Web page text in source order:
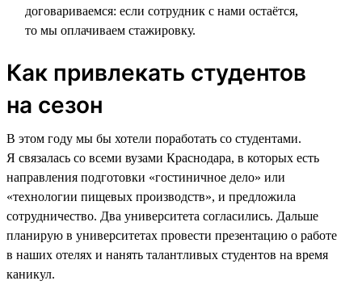
договариваемся: если сотрудник с нами остаётся,
то мы оплачиваем стажировку.
Как привлекать студентов
на сезон
В этом году мы бы хотели поработать со студентами.
Я связалась со всеми вузами Краснодара, в которых есть
направления подготовки «гостиничное дело» или
«технологии пищевых производств», и предложила
сотрудничество. Два университета согласились. Дальше
планирую в университетах провести презентацию о работе
в наших отелях и нанять талантливых студентов на время
каникул.